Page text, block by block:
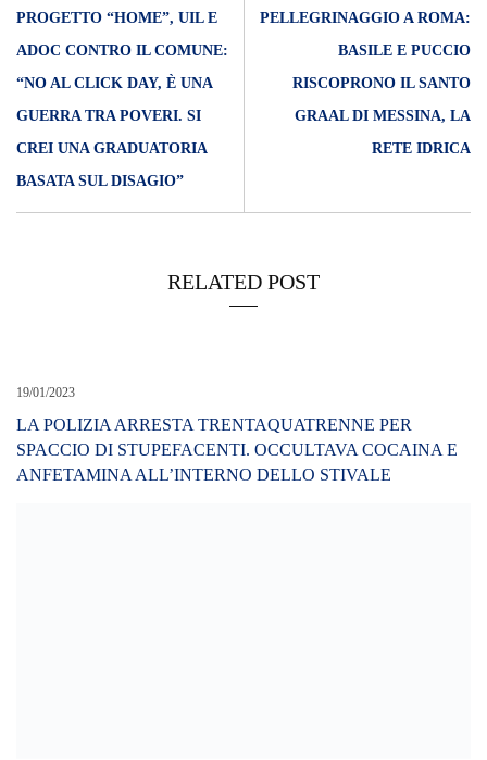
PROGETTO “HOME”, UIL E
ADOC CONTRO IL COMUNE:
“NO AL CLICK DAY, È UNA
GUERRA TRA POVERI. SI
CREI UNA GRADUATORIA
BASATA SUL DISAGIO”
PELLEGRINAGGIO A ROMA:
BASILE E PUCCIO
RISCOPRONO IL SANTO
GRAAL DI MESSINA, LA
RETE IDRICA
RELATED POST
19/01/2023
LA POLIZIA ARRESTA TRENTAQUATRENNE PER
SPACCIO DI STUPEFACENTI. OCCULTAVA COCAINA E
ANFETAMINA ALL’INTERNO DELLO STIVALE